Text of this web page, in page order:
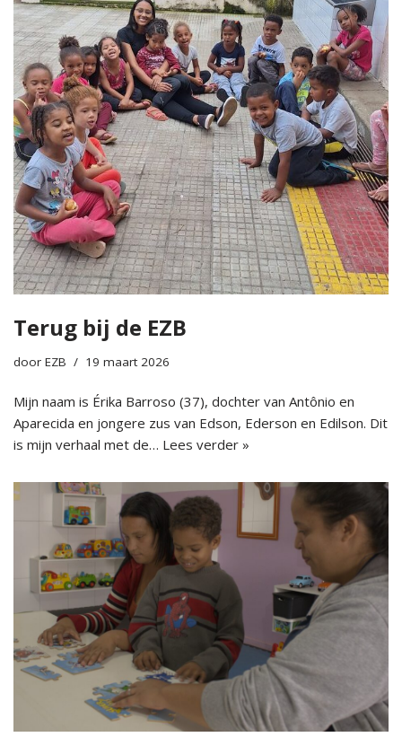
Terug bij de EZB
door EZB 19 maart 2026
Mijn naam is Érika Barroso (37), dochter van Antônio en
Aparecida en jongere zus van Edson, Ederson en Edilson. Dit
is mijn verhaal met de… Lees verder »